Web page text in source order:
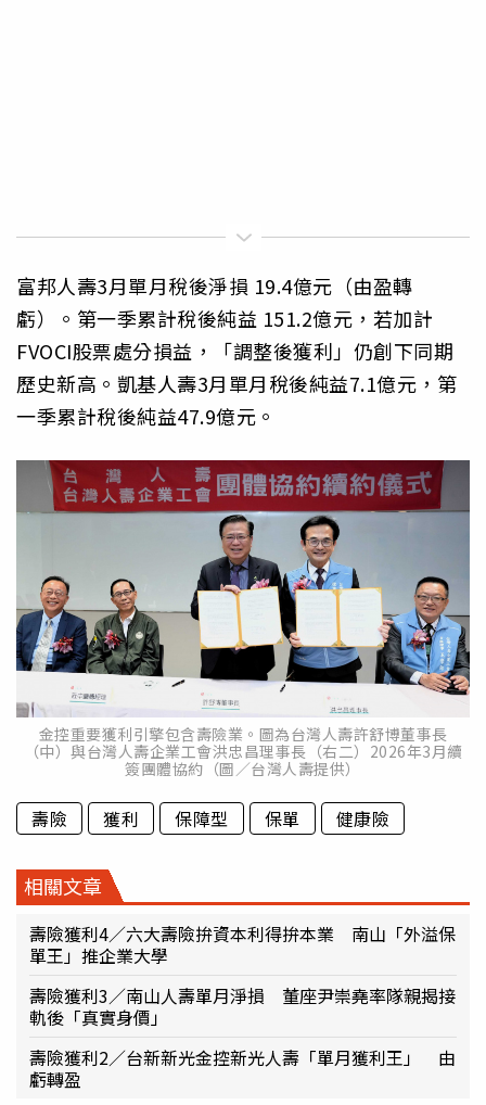
富邦人壽3月單月稅後淨損 19.4億元（由盈轉
虧）。第一季累計稅後純益 151.2億元，若加計
FVOCI股票處分損益，「調整後獲利」仍創下同期
歷史新高。凱基人壽3月單月稅後純益7.1億元，第
一季累計稅後純益47.9億元。
金控重要獲利引擎包含壽險業。圖為台灣人壽許舒博董事長
（中）與台灣人壽企業工會洪忠昌理事長（右二）2026年3月續
簽團體協約（圖／台灣人壽提供）
壽險 獲利 保障型 保單 健康險
相關文章
壽險獲利4／六大壽險拚資本利得拚本業 南山「外溢保
單王」推企業大學
壽險獲利3／南山人壽單月淨損 董座尹崇堯率隊親揭接
軌後「真實身價」
壽險獲利2／台新新光金控新光人壽「單月獲利王」 由
虧轉盈